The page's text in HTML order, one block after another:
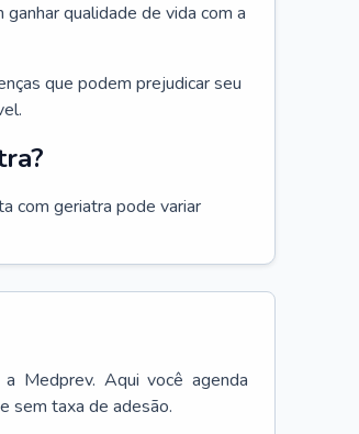
qualidade de vida com a
que podem prejudicar seu
com geriatra pode variar
Medprev. Aqui você agenda
sem taxa de adesão.